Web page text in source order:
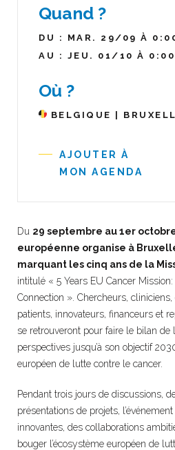
Quand ?
DU : MAR. 29/09 À
AU : JEU. 01/10 À 0:00
Où ?
BELGIQUE |
AJOUTER À
MON AGENDA
Du 29 septembre au 1er
européenne organise à
marquant les cinq ans de la
intitulé « 5 Years EU Cancer
Connection ». Chercheurs,
patients, innovateurs, financeurs et
se retrouveront pour faire le bilan de
perspectives jusqu’à son objectif
européen de lutte contre le cancer.
Pendant trois jours de discussions,
présentations de projets,
innovantes, des collaborations
bouger l’écosystème européen de